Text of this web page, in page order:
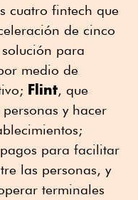
cuatro fintech que
de cinco
para
medio de
Flint, que
y hacer
para facilitar
las personas, y
terminales